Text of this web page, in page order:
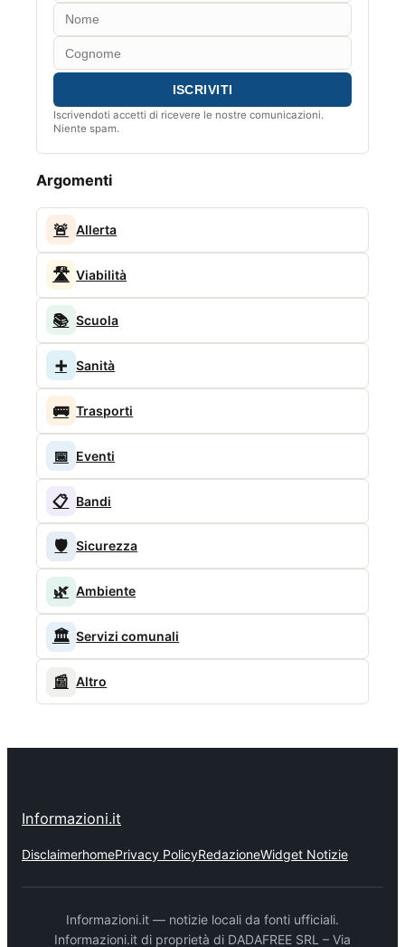
Iscrivendoti accetti di ricevere le nostre comunicazioni.
Niente spam.
Argomenti
🚨 Allerta
🛣️ Viabilità
📚 Scuola
➕ Sanità
🚌 Trasporti
📅 Eventi
📋 Bandi
🛡️ Sicurezza
🌿 Ambiente
🏛️ Servizi comunali
📰 Altro
Informazioni.it
DisclaimerhomePrivacy PolicyRedazioneWidget Notizie
Informazioni.it — notizie locali da fonti ufficiali.
Informazioni.it di proprietà di DADAFREE SRL – Via